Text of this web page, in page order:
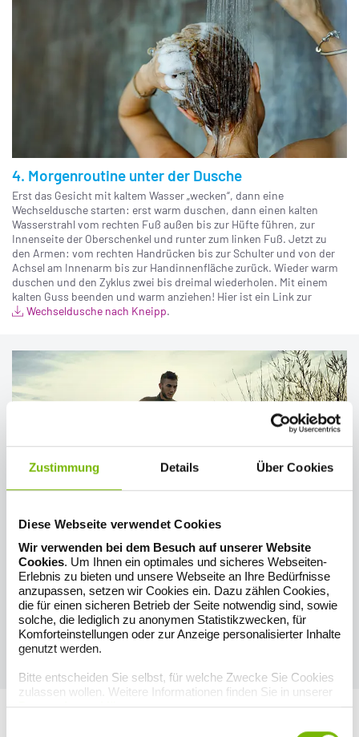
Zustimmung Details Über Cookies
Diese Webseite verwendet Cookies
Wir verwenden bei dem Besuch auf unserer Website
Cookies. Um Ihnen ein optimales und sicheres Webseiten-
Erlebnis zu bieten und unsere Webseite an Ihre Bedürfnisse
anzupassen, setzen wir Cookies ein. Dazu zählen Cookies,
die für einen sicheren Betrieb der Seite notwendig sind, sowie
solche, die lediglich zu anonymen Statistikzwecken, für
Komforteinstellungen oder zur Anzeige personalisierter Inhalte
genutzt werden.
Bitte entscheiden Sie selbst, für welche Zwecke Sie Cookies
zulassen wollen. Weitere Informationen finden Sie in unserer
Datenschutzerklärung.
4. Morgenroutine unter der Dusche
Erst das Gesicht mit kaltem Wasser „wecken“, dann eine
Wechseldusche starten: erst warm duschen, dann einen kalten
Wasserstrahl vom rechten Fuß außen bis zur Hüfte führen, zur
Innenseite der Oberschenkel und runter zum linken Fuß. Jetzt zu
den Armen: vom rechten Handrücken bis zur Schulter und von der
Achsel am Innenarm bis zur Handinnenfläche zurück. Wieder warm
duschen und den Zyklus zwei bis dreimal wiederholen. Mit einem
kalten Guss beenden und warm anziehen! Hier ist ein Link zur
Wechseldusche nach Kneipp.
5. Für Kreislauf und Durchblutung: eine Portion
Sport
Egal, ob Sie einen niedrigen oder hohen Blutdruck haben: Sport
bringt den Kreislauf in Schwung und macht ihn stärker. Perfekt für
eine erste Portion Morgensport ist derSonnengrußaus dem Yoga: Er
aktiviert alle wichtigen Muskelgruppen und stimuliert die
Organe. Auch gut: zehn Minuten auf der Stelle rennen, eine Runde